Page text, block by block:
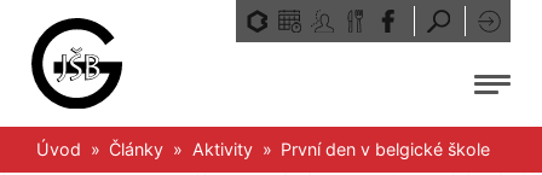
Přeskočit
obsah
Menu
Úvod » Články » Aktivity » První den v belgické škole